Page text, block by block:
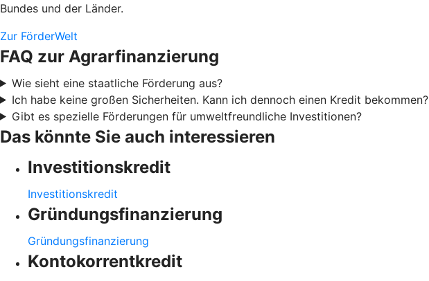
Bundes und der Länder.
Zur FörderWelt
FAQ zur Agrarfinanzierung
Wie sieht eine staatliche Förderung aus?
Ich habe keine großen Sicherheiten. Kann ich dennoch einen Kredit bekommen?
Gibt es spezielle Förderungen für umweltfreundliche Investitionen?
Das könnte Sie auch interessieren
Investitionskredit
Investitionskredit
Gründungsfinanzierung
Gründungsfinanzierung
Kontokorrentkredit